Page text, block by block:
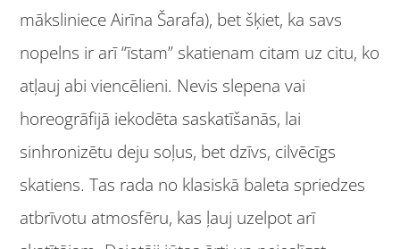
māksliniece Airīna Šarafa), bet šķiet, ka savs
nopelns ir arī “īstam” skatienam citam uz citu, ko
atļauj abi viencēlieni. Nevis slepena vai
horeogrāfijā iekodēta saskatīšanās, lai
sinhronizētu deju soļus, bet dzīvs, cilvēcīgs
skatiens. Tas rada no klasiskā baleta spriedzes
atbrīvotu atmosfēru, kas ļauj uzelpot arī